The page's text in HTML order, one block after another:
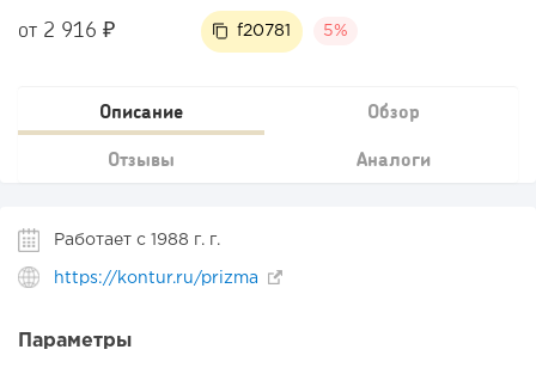
f20781 5%
от 2 916 ₽
Описание Обзор
Отзывы Аналоги
Работает с 1988 г. г.
https://kontur.ru/prizma
Параметры